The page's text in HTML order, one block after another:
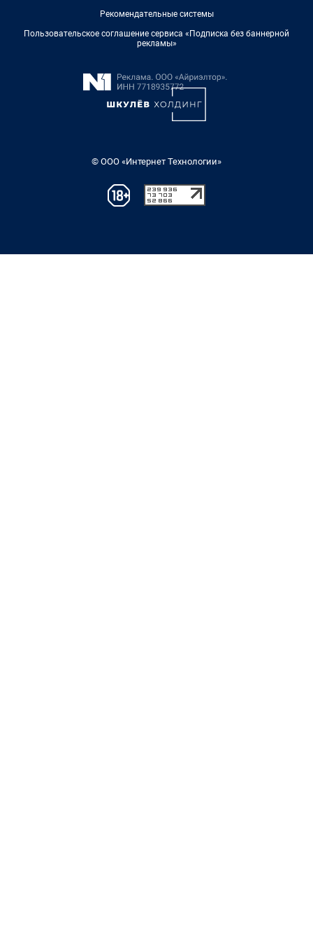
Рекомендательные системы
Пользовательское соглашение сервиса «Подписка без баннерной
рекламы»
© ООО «Интернет Технологии»